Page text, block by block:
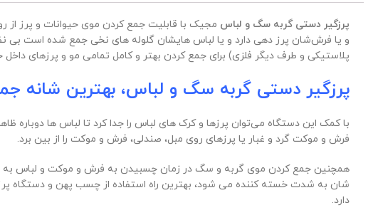
پرزگیر دستی گربه سگ و لباس مجیک با قابلیت جمع کردن موی حیوانات و پرز از
و یا فرش‌شان پرز دهی دارد و یا لباس هایشان گلوله های نخی جمع شده است بی
پلاستیکی و طرف دیگر فلزی) برای جمع کردن بهتر و کامل تمامی مو و پرزهای
پرزگیر دستی گربه سگ و لباس، بهترین شانه
با کمک این دستگاه می‌توان پرزها و کرک های لباس را جدا کرد تا لباس ها دوباره
فرش و موکت گرد و غبار یا پرزهای روی مبل، صندلی، فرش و موکت را از بین برد.
همچنین جمع کردن موی گربه و سگ در زمان چسبیدن به فرش و موکت و لباس به
شان به شدت خسته کننده می شود، بهترین راه استفاده از چسب پهن و دستگاه
دارد.